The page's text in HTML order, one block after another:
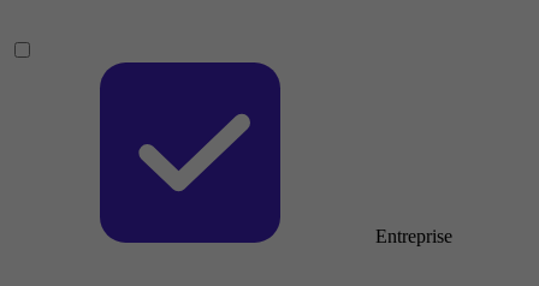
Entreprise